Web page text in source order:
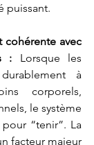
puissant.
cohérente avec
: Lorsque les
à
corporels,
le système
“tenir”. La
facteur majeur